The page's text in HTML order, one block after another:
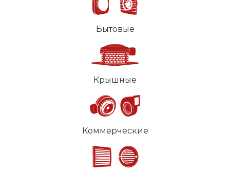
Бытовые
Крышные
Коммерческие